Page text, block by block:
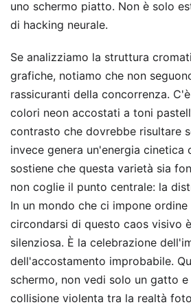
uno schermo piatto. Non è solo
di hacking neurale.
Se analizziamo la struttura
grafiche, notiamo che non
rassicuranti della concorrenza.
colori neon accostati a toni
contrasto che dovrebbe risultare
invece genera un'energia cinetica
sostiene che questa varietà sia
non coglie il punto centrale: la
In un mondo che ci impone ordine
circondarsi di questo caos visivo
silenziosa. È la celebrazione
dell'accostamento improbabile.
schermo, non vedi solo un gatto
collisione violenta tra la realtà